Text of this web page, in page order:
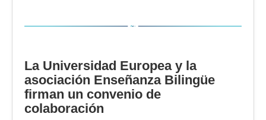
La Universidad Europea y la
asociación Enseñanza Bilingüe
firman un convenio de
colaboración